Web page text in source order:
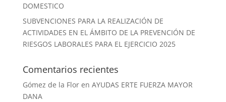
DOMESTICO
SUBVENCIONES PARA LA REALIZACIÓN DE
ACTIVIDADES EN EL ÁMBITO DE LA PREVENCIÓN DE
RIESGOS LABORALES PARA EL EJERCICIO 2025
Comentarios recientes
Gómez de la Floren AYUDAS ERTE FUERZA MAYOR
DANA